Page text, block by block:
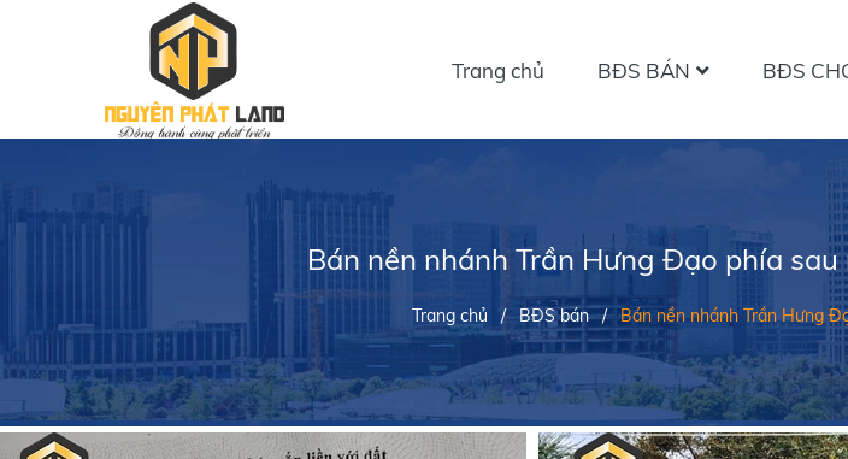
Trang chủ BĐS BÁN BĐS
Bán nền nhánh Trần Hưng Đạo phía
Trang chủ / BĐS bán / Bán nền nhánh Trần Hưng